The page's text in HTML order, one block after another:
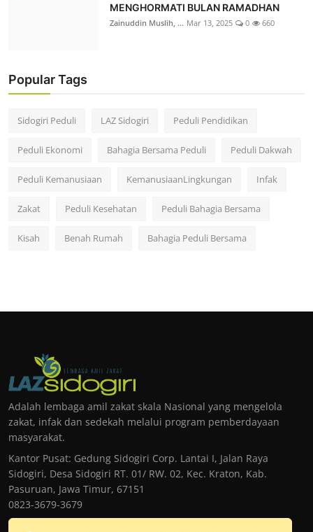
MENGHORMATI BULAN RAMADHAN
Zainuddin Muslih, ... Mar 13, 2025 0 660
Popular Tags
Sidogiri Peduli LAZ Sidogiri Peduli Pendidikan
Peduli Ekonomi Bahagia Bersama Peduli Peduli Dakwah
Peduli Kemanusiaan KemanusiaanLingkungan Infak
Zakat Peduli Kesehatan Peduli Bahagia Bersama
Kisah Benah Rumah Bahagia Peduli Bersama
Adalah lembaga amil zakat skala Nasional yang mengelola
zakat, infak dan sedekah melalui program pemberdayaan
masyarakat.
Kantor Pusat: Gedung Sidogiri Corp. Lantai I, Jalan Raya
Sidogiri, Desa Sidogiri RT. 01/ RW. 02, Kec. Kraton, Kab.
Pasuruan, Jawa Timur, 67151
0823-3679-3679